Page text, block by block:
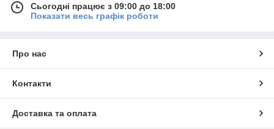
Сьогодні працює з 09:00 до 18:00
Показати весь графік роботи
Про нас
Контакти
Доставка та оплата